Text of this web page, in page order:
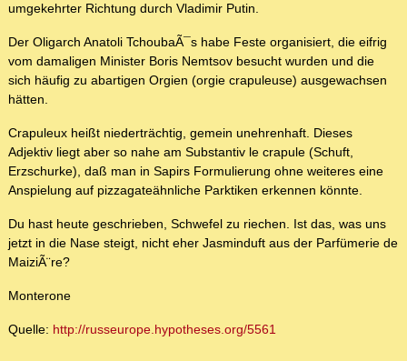
umgekehrter Richtung durch Vladimir Putin.
Der Oligarch Anatoli TchoubaÃ¯s habe Feste organisiert, die eifrig
vom damaligen Minister Boris Nemtsov besucht wurden und die
sich häufig zu abartigen Orgien (orgie crapuleuse) ausgewachsen
hätten.
Crapuleux heißt niederträchtig, gemein unehrenhaft. Dieses
Adjektiv liegt aber so nahe am Substantiv le crapule (Schuft,
Erzschurke), daß man in Sapirs Formulierung ohne weiteres eine
Anspielung auf pizzagateähnliche Parktiken erkennen könnte.
Du hast heute geschrieben, Schwefel zu riechen. Ist das, was uns
jetzt in die Nase steigt, nicht eher Jasminduft aus der Parfümerie de
MaiziÃ¨re?
Monterone
Quelle: http://russeurope.hypotheses.org/5561